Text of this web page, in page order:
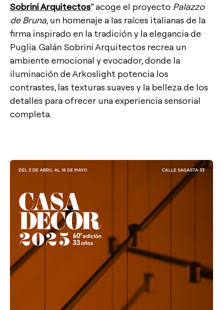
Sobrini Arquitectos” acoge el proyecto Palazzo
de Bruna, un homenaje a las raíces italianas de la
firma inspirado en la tradición y la elegancia de
Puglia. Galán Sobrini Arquitectos recrea un
ambiente emocional y evocador, donde la
iluminación de Arkoslight potencia los
contrastes, las texturas suaves y la belleza de los
detalles para ofrecer una experiencia sensorial
completa.